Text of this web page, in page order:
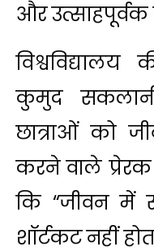
और उत्साहपूर्वक
कुमुद
छात्राओं को
करने वाले प्रेरक
कि “जीवन में
शॉर्टकट नहीं